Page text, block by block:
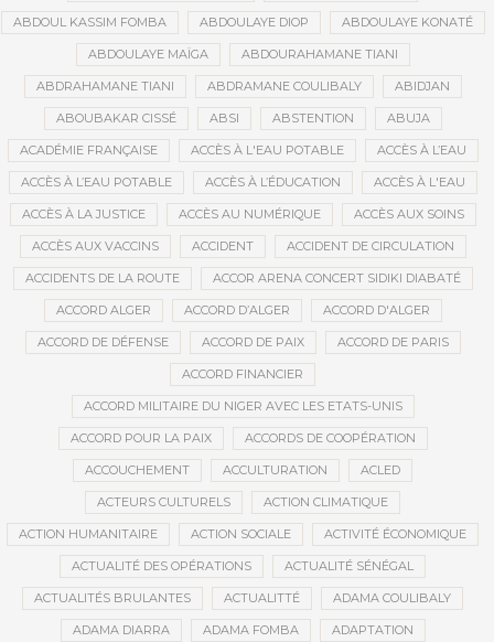
ABDOUL KASSIM FOMBA ABDOULAYE DIOP ABDOULAYE KONATÉ
ABDOULAYE MAÏGA ABDOURAHAMANE TIANI
ABDRAHAMANE TIANI ABDRAMANE COULIBALY ABIDJAN
ABOUBAKAR CISSÉ ABSI ABSTENTION ABUJA
ACADÉMIE FRANÇAISE ACCÈS À L'EAU POTABLE ACCÈS À L’EAU
ACCÈS À L’EAU POTABLE ACCÈS À L’ÉDUCATION ACCÈS À L'EAU
ACCÈS À LA JUSTICE ACCÈS AU NUMÉRIQUE ACCÈS AUX SOINS
ACCÈS AUX VACCINS ACCIDENT ACCIDENT DE CIRCULATION
ACCIDENTS DE LA ROUTE ACCOR ARENA CONCERT SIDIKI DIABATÉ
ACCORD ALGER ACCORD D’ALGER ACCORD D'ALGER
ACCORD DE DÉFENSE ACCORD DE PAIX ACCORD DE PARIS
ACCORD FINANCIER
ACCORD MILITAIRE DU NIGER AVEC LES ETATS-UNIS
ACCORD POUR LA PAIX ACCORDS DE COOPÉRATION
ACCOUCHEMENT ACCULTURATION ACLED
ACTEURS CULTURELS ACTION CLIMATIQUE
ACTION HUMANITAIRE ACTION SOCIALE ACTIVITÉ ÉCONOMIQUE
ACTUALITÉ DES OPÉRATIONS ACTUALITÉ SÉNÉGAL
ACTUALITÉS BRULANTES ACTUALITTÉ ADAMA COULIBALY
ADAMA DIARRA ADAMA FOMBA ADAPTATION